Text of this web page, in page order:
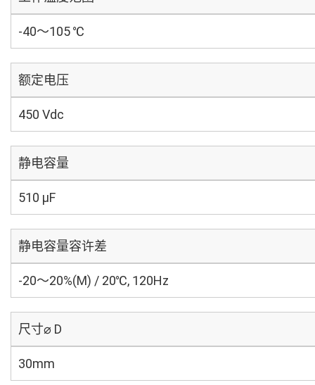
-40～105 ℃
额定电压
450 Vdc
静电容量
510 µF
静电容量容许差
-20～20%(M) / 20℃, 120Hz
尺寸⌀ D
30mm